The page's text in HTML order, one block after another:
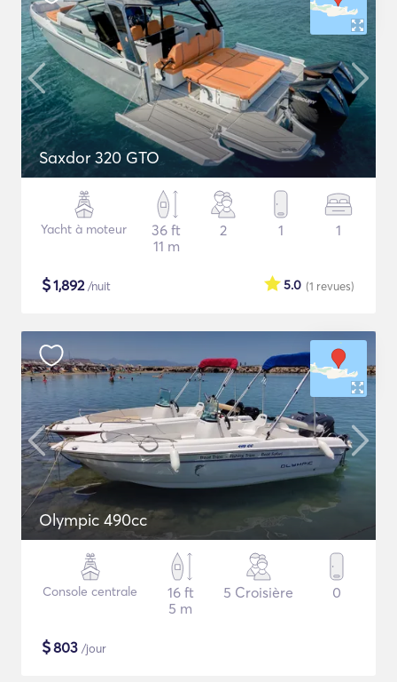
Saxdor 320 GTO
Yacht à moteur
36 ft
11 m
2 1 1
$1,892/nuit (1 revues)
5.0
Olympic 490cc
Console centrale
16 ft
5 m
5 Croisière 0
$803 /jour